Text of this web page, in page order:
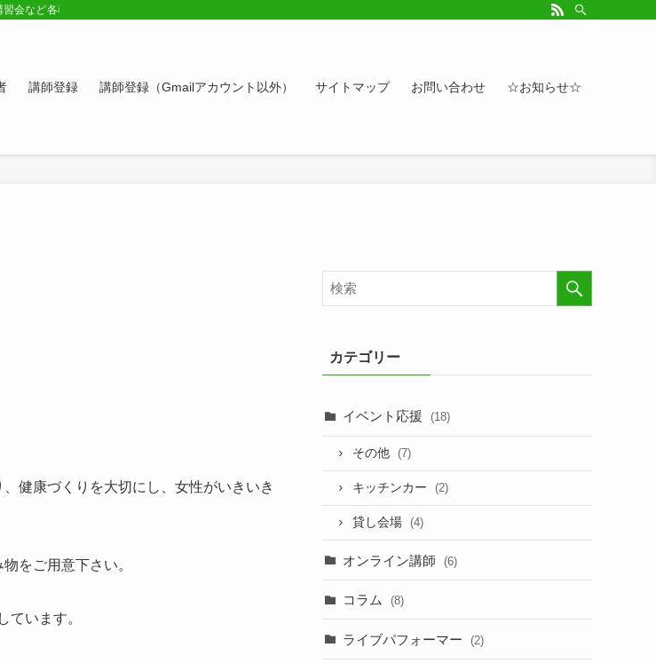
会など各種講師の紹介ページ。学びたい方、スキルアップしたい方、お悩み相談など。カレンダーへのイベント情報や講座登録もど
講師登録 講師登録（Gmailアカウント以外） サイトマップ お問い合わせ ☆お知らせ☆
、健康づくりを大切にし、女性がいきいき
物をご用意下さい。
ています。
カテゴリー
イベント応援 (18)
その他 (7)
キッチンカー (2)
貸し会場 (4)
オンライン講師 (6)
コラム (8)
ライブパフォーマー (2)